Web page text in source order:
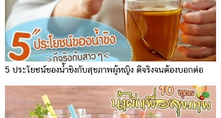
5 ประโยชน์ของน้ำขิงกับสุขภาพผู้หญิง ดีจริงจนต้องบอกต่อ